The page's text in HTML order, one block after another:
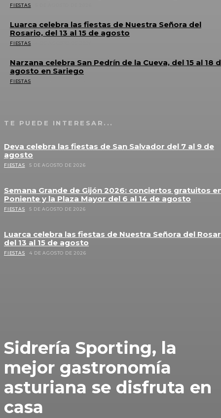
Sidrería Sporting, la
mejor gastronomía
asturiana se disfruta en
casa
FIESTAS
Luarca celebra las fiestas de Nuestra Señora del
Rosario, del 13 al 15 de agosto
FIESTAS
Narzana celebra San Pedrín de la Cueva, del 15 al 18
agosto en Sariego
FIESTAS
TE PUEDE INTERESAR...
Deva celebra las fiestas de San Salvador del 7 al 9 de
agosto
FIESTAS 5 DE AGOSTO DE 2026
Semana Grande de Gijón 2026: conciertos gratuitos
Poniente y la Plaza Mayor del 6 al 14 de agosto
FIESTAS 5 DE AGOSTO DE 2026
Luarca celebra las fiestas de Nuestra Señora del
del 13 al 15 de agosto
FIESTAS 4 DE AGOSTO DE 2026